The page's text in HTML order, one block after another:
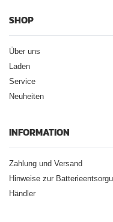
SHOP
Über uns
Laden
Service
Neuheiten
INFORMATION
Zahlung und Versand
Hinweise zur
Händler